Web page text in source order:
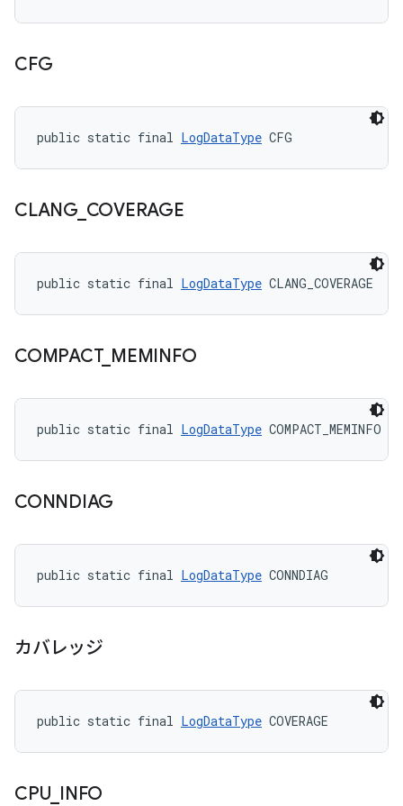
CFG
public static final LogDataType CFG
CLANG_ COVERAGE
public static final LogDataType CLANG_COVERAGE
COMPACT_ MEMINFO
public static final LogDataType COMPACT_MEMINFO
CONNDIAG
public static final LogDataType CONNDIAG
カバレッジ
public static final LogDataType COVERAGE
CPU INFO